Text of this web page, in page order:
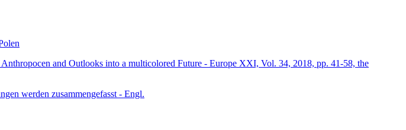
and Outlooks into a multicolored Future - Europe XXI, Vol. 34, 2018, pp. 41-58, the
werden zusammengefasst - Engl.